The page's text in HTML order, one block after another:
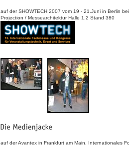
auf der SHOWTECH 2007 vom 19 - 21.Juni in Berlin
Projection / Messearchitektur Halle 1.2 Stand 380
auf der Avantex in Frankfurt am Main, Internationales